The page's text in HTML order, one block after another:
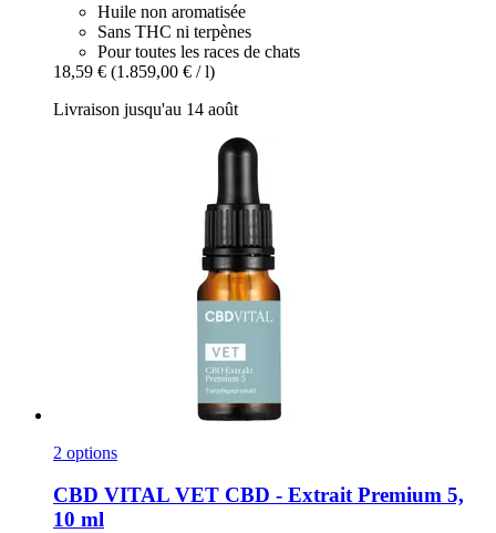
Huile non aromatisée
Sans THC ni terpènes
Pour toutes les races de chats
18,59 € (1.859,00 € / l)
Livraison jusqu'au 14 août
2 options
CBD VITAL VET CBD -​ Extrait Premium 5,
10 ml